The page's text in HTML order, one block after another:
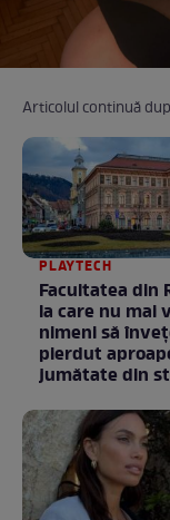
Articolul continuă
PLAYTECH
Facultatea din
la care nu mai
nimeni să
pierdut
jumătate din